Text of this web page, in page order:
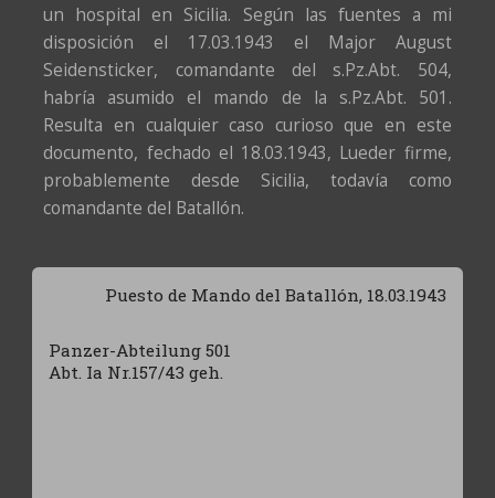
un hospital en Sicilia. Según las fuentes a mi
disposición el 17.03.1943 el Major August
Seidensticker, comandante del s.Pz.Abt. 504,
habría asumido el mando de la s.Pz.Abt. 501.
Resulta en cualquier caso curioso que en este
documento, fechado el 18.03.1943, Lueder firme,
probablemente desde Sicilia, todavía como
comandante del Batallón.
Puesto de Mando del Batallón, 18.03.1943
Panzer-Abteilung 501
Abt. Ia Nr.157/43 geh.